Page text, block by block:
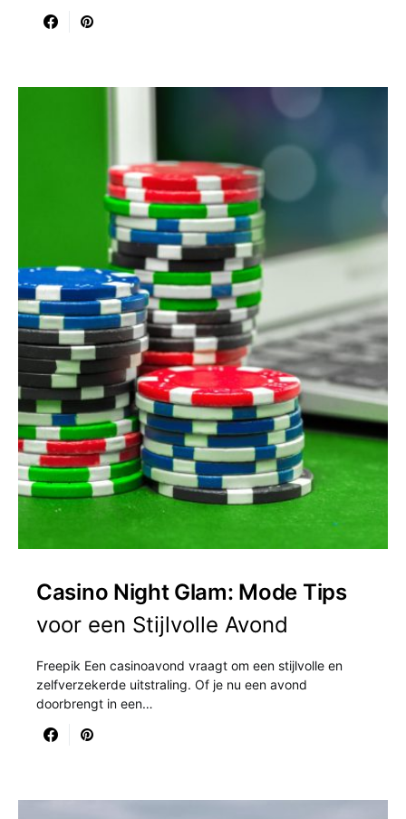
Casino Night Glam: Mode Tips
voor een Stijlvolle Avond
Freepik Een casinoavond vraagt om een stijlvolle en
zelfverzekerde uitstraling. Of je nu een avond
doorbrengt in een…